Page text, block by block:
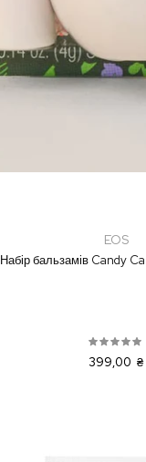
EOS
Набір бальзамів Candy
399,00 ₴